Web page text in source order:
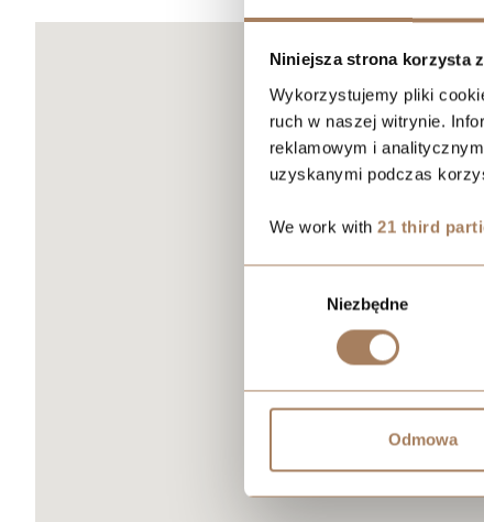
Niniejsza strona korzysta
Wykorzystujemy pliki
ruch w naszej witrynie.
reklamowym i
uzyskanymi podczas
We work with 21 third
Niezbędne
Odmowa